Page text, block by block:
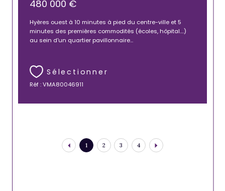
480 000 €
Hyères ouest à 10 minutes à pied du centre-ville et 5
minutes des premières commodités (écoles, hôpital....)
au sein d'un quartier pavillonnaire...
Sélectionner
Réf : VMA80046911
1 2 3 4